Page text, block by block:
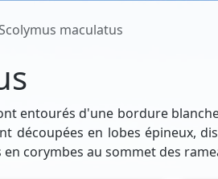
maculatus
entourés d'une bordure
découpées en lobes épineux,
corymbes au sommet des